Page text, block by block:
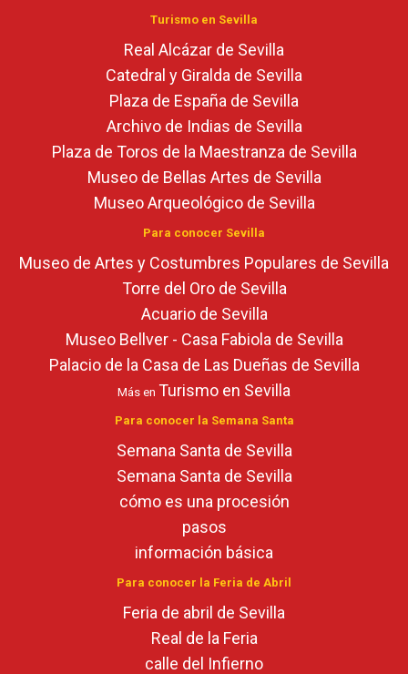
Turismo en Sevilla
Real Alcázar de Sevilla
Catedral y Giralda de Sevilla
Plaza de España de Sevilla
Archivo de Indias de Sevilla
Plaza de Toros de la Maestranza de Sevilla
Museo de Bellas Artes de Sevilla
Museo Arqueológico de Sevilla
Para conocer Sevilla
Museo de Artes y Costumbres Populares de Sevilla
Torre del Oro de Sevilla
Acuario de Sevilla
Museo Bellver - Casa Fabiola de Sevilla
Palacio de la Casa de Las Dueñas de Sevilla
Más en Turismo en Sevilla
Para conocer la Semana Santa
Semana Santa de Sevilla
Semana Santa de Sevilla
cómo es una procesión
pasos
información básica
Para conocer la Feria de Abril
Feria de abril de Sevilla
Real de la Feria
calle del Infierno